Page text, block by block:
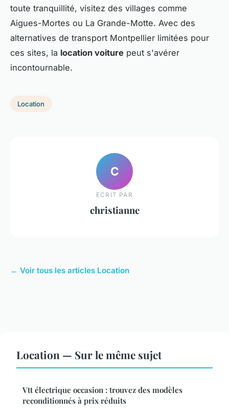
toute tranquillité, visitez des villages comme
Aigues-Mortes ou La Grande-Motte. Avec des
alternatives de transport Montpellier limitées pour
ces sites, la location voiture peut s'avérer
incontournable.
Location
C
ECRIT PAR
christianne
← Voir tous les articles Location
Location — Sur le même sujet
Vtt électrique occasion : trouvez des modèles
reconditionnés à prix réduits